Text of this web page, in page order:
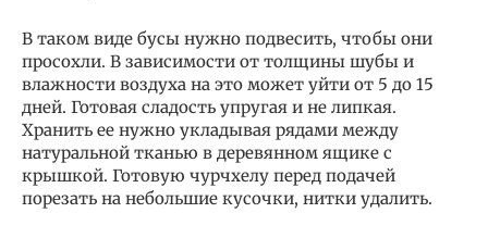
В таком виде бусы нужно подвесить, чтобы они
просохли. В зависимости от толщины шубы и
влажности воздуха на это может уйти от 5 до 15
дней. Готовая сладость упругая и не липкая.
Хранить ее нужно укладывая рядами между
натуральной тканью в деревянном ящике с
крышкой. Готовую чурчхелу перед подачей
порезать на небольшие кусочки, нитки удалить.